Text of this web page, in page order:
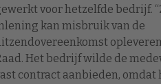
voor hetzelfde bedrijf.
kan misbruik van de
Het bedrijf wilde de
contract aanbieden, omdat